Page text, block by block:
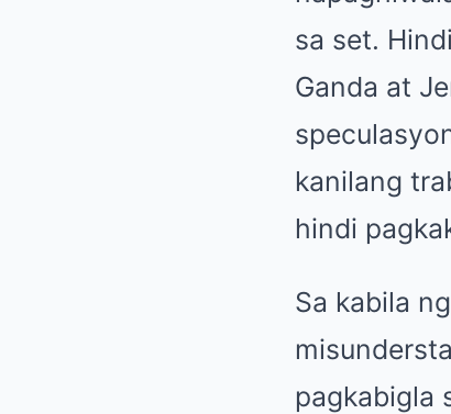
sa set.
Ganda at
kanilang
hindi
Sa kabila
pagkabigla